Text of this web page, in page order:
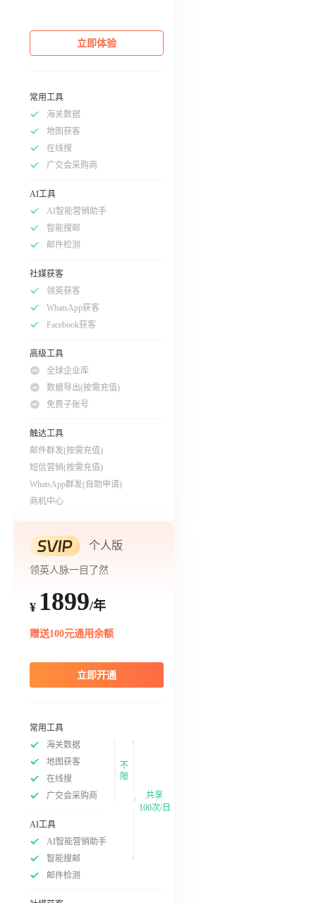
立即体验
常用工具
海关数据
地图获客
在线搜
广交会采购商
AI工具
AI智能营销助手
智能搜邮
邮件检测
社媒获客
领英获客
WhatsApp获客
Facebook获客
高级工具
全球企业库
数据导出(按需充值)
免费子账号
触达工具
邮件群发(按需充值)
短信营销(按需充值)
WhatsApp群发(自助申请)
商机中心
个人版
领英人脉一目了然
¥ 1899/年
赠送100元通用余额
立即开通
常用工具
海关数据
地图获客
在线搜
广交会采购商
不
限
AI工具
AI智能营销助手
智能搜邮
邮件检测
共享
100次/日